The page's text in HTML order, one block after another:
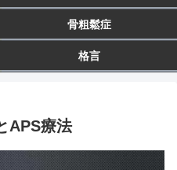
骨粗鬆症
格言
APS療法